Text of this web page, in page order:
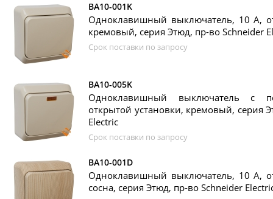
BA10-001K
Одноклавишный выключатель, 10 А,
кремовый, серия Этюд, пр-во Schneider
Срок поставки по запросу
BA10-005K
Одноклавишный выключатель с
открытой установки, кремовый, серия
Electric
Срок поставки по запросу
BA10-001D
Одноклавишный выключатель, 10 А,
сосна, серия Этюд, пр-во Schneider